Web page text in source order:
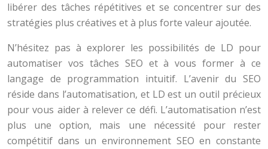
libérer des tâches répétitives et se concentrer sur des
stratégies plus créatives et à plus forte valeur ajoutée.
N’hésitez pas à explorer les possibilités de LD pour
automatiser vos tâches SEO et à vous former à ce
langage de programmation intuitif. L’avenir du SEO
réside dans l’automatisation, et LD est un outil précieux
pour vous aider à relever ce défi. L’automatisation n’est
plus une option, mais une nécessité pour rester
compétitif dans un environnement SEO en constante